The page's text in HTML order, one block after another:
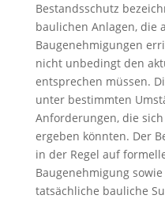
Bestandsschutz
baulichen Anlagen, die
Baugenehmigungen
nicht unbedingt den
entsprechen müssen.
unter bestimmten
Anforderungen, die
ergeben könnten. Der
in der Regel auf
Baugenehmigung
tatsächliche bauliche